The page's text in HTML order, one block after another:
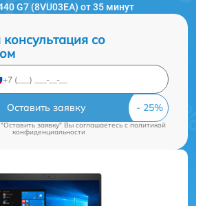
G7 (8VU03EA) от 35 минут
со
Оставить заявку
заявку" Вы соглашаетесь cполитикой
конфиденциальности